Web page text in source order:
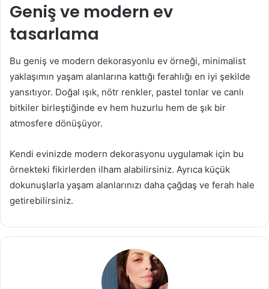
Geniş ve modern ev
tasarlama
Bu geniş ve modern dekorasyonlu ev örneği, minimalist
yaklaşımın yaşam alanlarına kattığı ferahlığı en iyi şekilde
yansıtıyor. Doğal ışık, nötr renkler, pastel tonlar ve canlı
bitkiler birleştiğinde ev hem huzurlu hem de şık bir
atmosfere dönüşüyor.
Kendi evinizde modern dekorasyonu uygulamak için bu
örnekteki fikirlerden ilham alabilirsiniz. Ayrıca küçük
dokunuşlarla yaşam alanlarınızı daha çağdaş ve ferah hale
getirebilirsiniz.